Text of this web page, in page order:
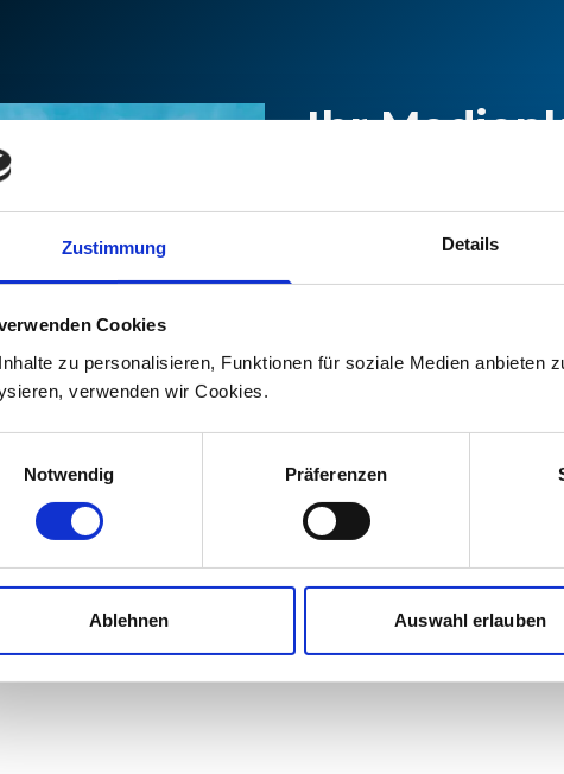
Zustimmung Details
Cookies
zu personalisieren, Funktionen für soziale Medien anbieten
verwenden wir Cookies.
Notwendig
Präferenzen
Ablehnen Auswahl erlauben
Ihr
Für Auskünfte zu
Informationen zu
LinkedInYouTube